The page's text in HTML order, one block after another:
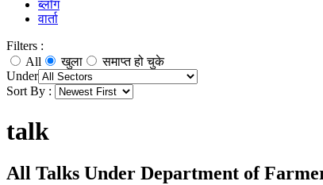
ब्लॉग
वार्ता
Filters :
All
खुला
समाप्त हो चुके
Under
Sort By :
talk
All Talks Under Department of